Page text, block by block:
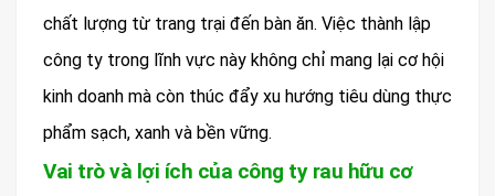
chất lượng từ trang trại đến bàn ăn. Việc thành lập
công ty trong lĩnh vực này không chỉ mang lại cơ hội
kinh doanh mà còn thúc đẩy xu hướng tiêu dùng thực
phẩm sạch, xanh và bền vững.
Vai trò và lợi ích của công ty rau hữu cơ